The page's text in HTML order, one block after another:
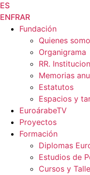
ES
ENFRAR
Fundación
Quienes
Organigrama
RR.
Memorias
Estatutos
Espacios y
EuroárabeTV
Proyectos
Formación
Diplomas
Estudios de
Cursos y